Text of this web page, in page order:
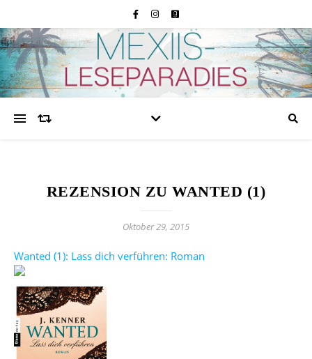
REZENSION ZU WANTED (1)
Oktober 29, 2015
Wanted (1): Lass dich verführen: Roman